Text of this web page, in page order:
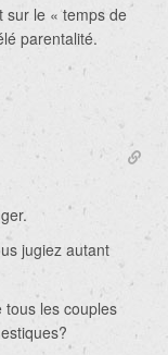
sur le « temps de
parentalité.
jugiez autant
tous les couples